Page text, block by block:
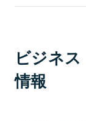
ビジネ
情報